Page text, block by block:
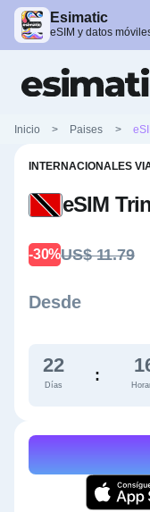
Esimatic
eSIM y datos
Inicio > Paises >
INTERNACIONALES
eSIM
-30%US$ 11.79
Desde
22
Días
: